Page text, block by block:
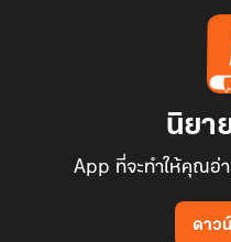
นิยา
App ที่จะทำให้คุณอ่
ดาว